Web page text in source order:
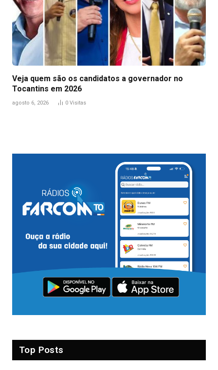
Veja quem são os candidatos a governador no
Tocantins em 2026
agosto 6, 2026 0 Visitas
Top Posts